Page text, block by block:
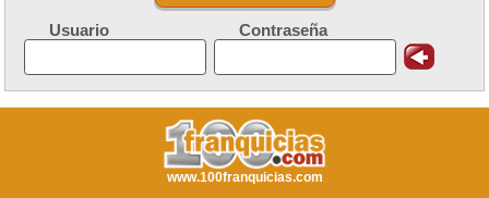
Usuario Contraseña
www.100franquicias.com